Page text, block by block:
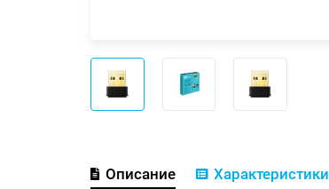
Описание Характеристики